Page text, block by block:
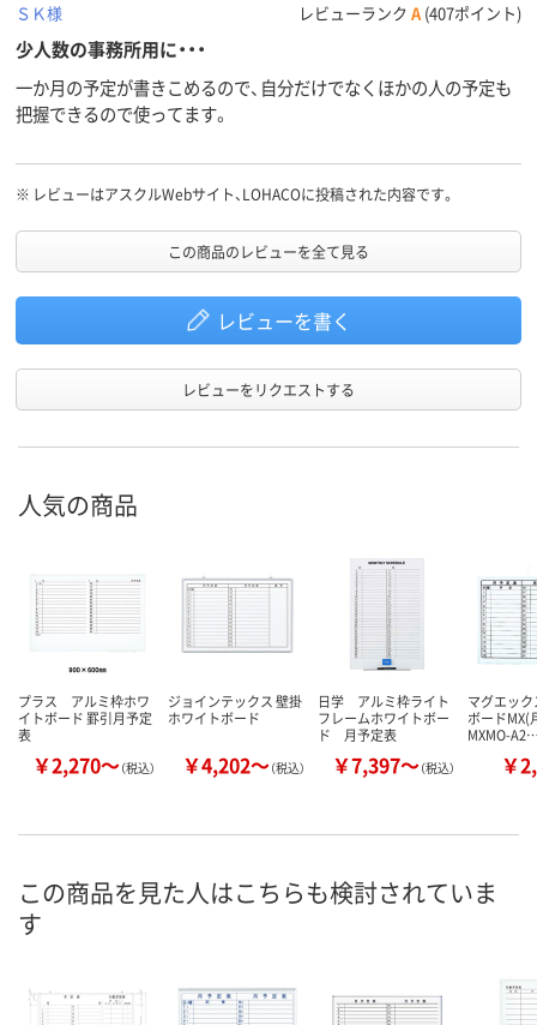
ＳＫ様
レビューランク A (407ポイント)
少人数の事務所用に・・・
一か月の予定が書きこめるので、自分だけでなくほかの人の予定も
把握できるので使ってます。
※ レビューはアスクルWebサイト、LOHACOに投稿された内容です。
この商品のレビューを全て見る
レビューを書く
レビューをリクエストする
人気の商品
プラス アルミ枠ホワ
イトボード 罫引月予定
表
￥2,270～（税込）
ジョインテックス 壁掛
ホワイトボード
￥4,202～（税込）
日学 アルミ枠ライト
フレームホワイトボー
ド 月予定表
￥7,397～（税込）
マグエッ
ボードMX(
MXMO-
￥
この商品を見た人はこちらも検討されていま
す